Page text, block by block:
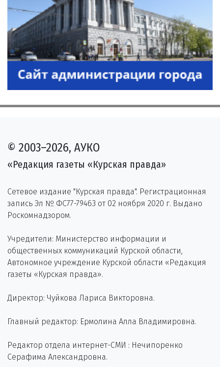
© 2003–2026, АУКО
«Редакция газеты «Курская правда»
Сетевое издание "Курская правда". Регистрационная
запись Эл № ФС77-79463 от 02 ноября 2020 г. Выдано
Роскомнадзором.
Учредители: Министерство информации и
общественных коммуникаций Курской области,
Автономное учреждение Курской области «Редакция
газеты «Курская правда».
Директор: Чуйкова Лариса Викторовна.
Главный редактор: Ермолина Алла Владимировна.
Редактор отдела интернет-СМИ : Нечипоренко
Серафима Александровна.